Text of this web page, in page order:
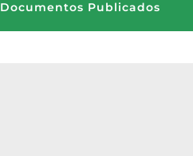
Documentos Publicados